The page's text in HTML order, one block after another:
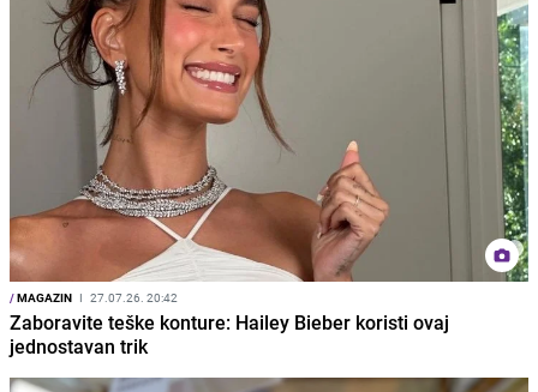
/MAGAZIN I 27.07.26. 20:42
Zaboravite teške konture: Hailey Bieber koristi ovaj
jednostavan trik